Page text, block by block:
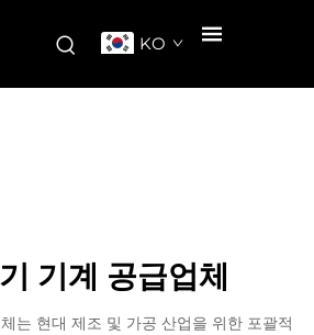
KO
기계 공급업체
는 현대 제조 및 가공 산업을 위한 포괄적